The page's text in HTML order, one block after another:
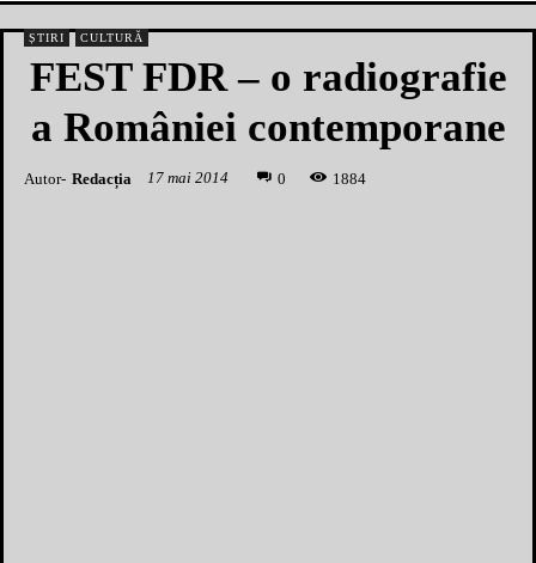
ȘTIRI CULTURĂ
FEST FDR – o radiografie
a României contemporane
Autor- Redacția 17 mai 2014 0 1 884